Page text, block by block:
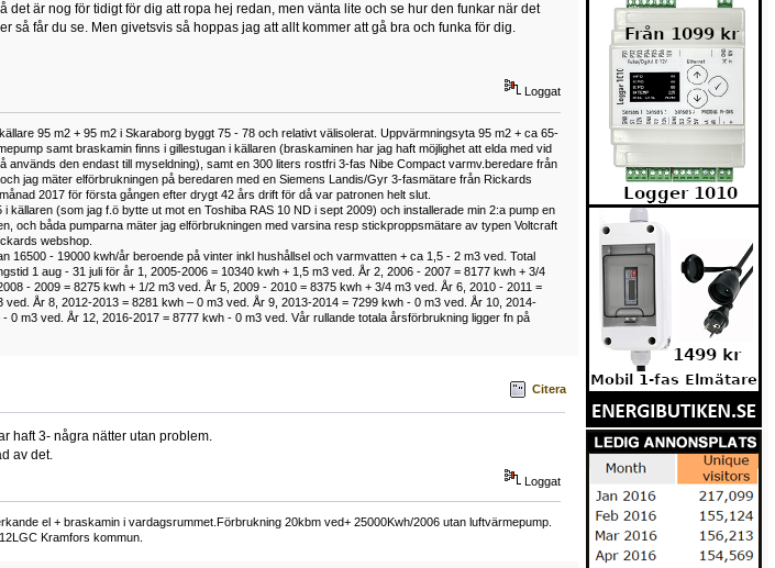
är nog för tidigt för dig att ropa hej redan, men vänta lite och se hur den funkar när det
så får du se. Men givetsvis så hoppas jag att allt kommer att gå bra och funka för dig.
Loggat
95 m2 + 95 m2 i Skaraborg byggt 75 - 78 och relativt välisolerat. Uppvärmningsyta 95 m2 + ca 65-
samt braskamin finns i gillestugan i källaren (braskaminen har jag haft möjlighet att elda med vid
används den endast till myseldning), samt en 300 liters rostfri 3-fas Nibe Compact varmv.beredare från
jag mäter elförbrukningen på beredaren med en Siemens Landis/Gyr 3-fasmätare från Rickards
2017 för första gången efter drygt 42 års drift för då var patronen helt slut.
källaren (som jag f.ö bytte ut mot en Toshiba RAS 10 ND i sept 2009) och installerade min 2:a pump en
och båda pumparna mäter jag elförbrukningen med varsina resp stickproppsmätare av typen Voltcraft
webshop.
16500 - 19000 kwh/år beroende på vinter inkl hushållsel och varmvatten + ca 1,5 - 2 m3 ved. Total
1 aug - 31 juli för år 1, 2005-2006 = 10340 kwh + 1,5 m3 ved. År 2, 2006 - 2007 = 8177 kwh + 3/4
- 2009 = 8275 kwh + 1/2 m3 ved. År 5, 2009 - 2010 = 8375 kwh + 3/4 m3 ved. År 6, 2010 - 2011 =
År 8, 2012-2013 = 8281 kwh – 0 m3 ved. År 9, 2013-2014 = 7299 kwh - 0 m3 ved. År 10, 2014-
0 m3 ved. År 12, 2016-2017 = 8777 kwh - 0 m3 ved. Vår rullande totala årsförbrukning ligger fn på
Citera
haft 3- några nätter utan problem.
av det.
Loggat
el + braskamin i vardagsrummet.Förbrukning 20kbm ved+ 25000Kwh/2006 utan luftvärmepump.
Kramfors kommun.